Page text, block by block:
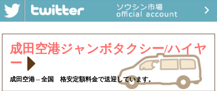
成田空港ジャンボタクシー/ハイヤ
ー
成田空港⇔全国 格安定額料金で送迎しています。